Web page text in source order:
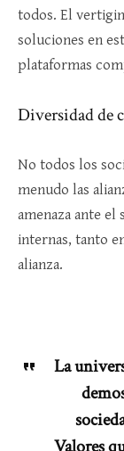
todos. El
soluciones en
plataformas
Diversidad de
No todos los
menudo las
amenaza ante
internas, tanto
alianza.
La
Valores